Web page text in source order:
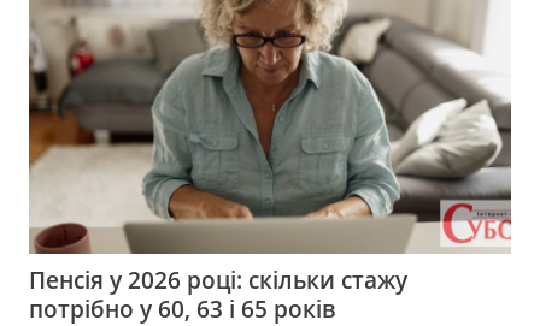
Пенсія у 2026 році: скільки стажу
потрібно у 60, 63 і 65 років